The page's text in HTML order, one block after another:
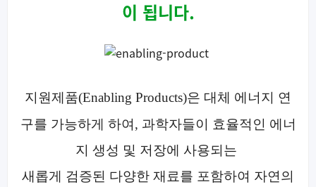
이 됩니다.
지원제품(Enabling Products)은 대체 에너지 연
구를 가능하게 하여, 과학자들이 효율적인 에너
지 생성 및 저장에 사용되는
새롭게 검증된 다양한 재료를 포함하여 자연의